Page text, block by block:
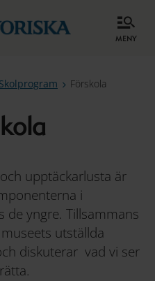
meny
Skolprogram Förskola
upptäckarlusta är
i
de yngre. Tillsammans
utställda
diskuterar vad vi ser